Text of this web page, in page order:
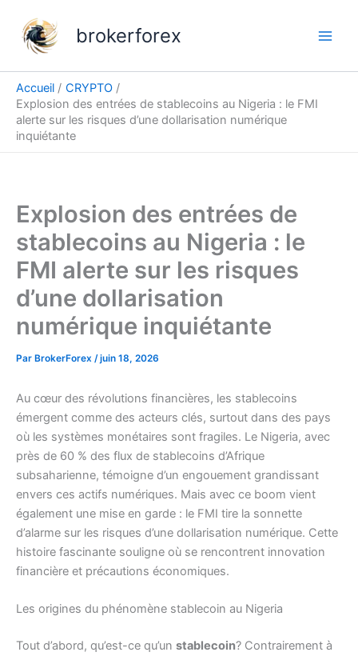
contenu
brokerforex
Accueil
CRYPTO
Explosion des entrées de stablecoins au Nigeria : le FMI
alerte sur les risques d’une dollarisation numérique
inquiétante
Explosion des entrées de
stablecoins au Nigeria : le
FMI alerte sur les risques
d’une dollarisation
numérique inquiétante
Par BrokerForex /juin 18, 2026
Au cœur des révolutions financières, les stablecoins
émergent comme des acteurs clés, surtout dans des pays
où les systèmes monétaires sont fragiles. Le Nigeria, avec
près de 60 % des flux de stablecoins d’Afrique
subsaharienne, témoigne d’un engouement grandissant
envers ces actifs numériques. Mais avec ce boom vient
également une mise en garde : le FMI tire la sonnette
d’alarme sur les risques d’une dollarisation numérique. Cette
histoire fascinante souligne où se rencontrent innovation
financière et précautions économiques.
Les origines du phénomène stablecoin au Nigeria
Tout d’abord, qu’est-ce qu’un stablecoin? Contrairement à